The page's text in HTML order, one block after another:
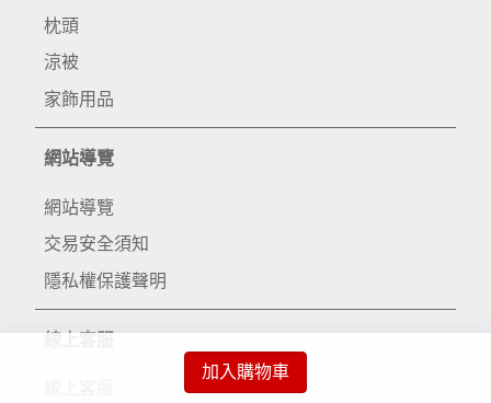
加入購物車
枕頭
涼被
家飾用品
網站導覽
網站導覽
交易安全須知
隱私權保護聲明